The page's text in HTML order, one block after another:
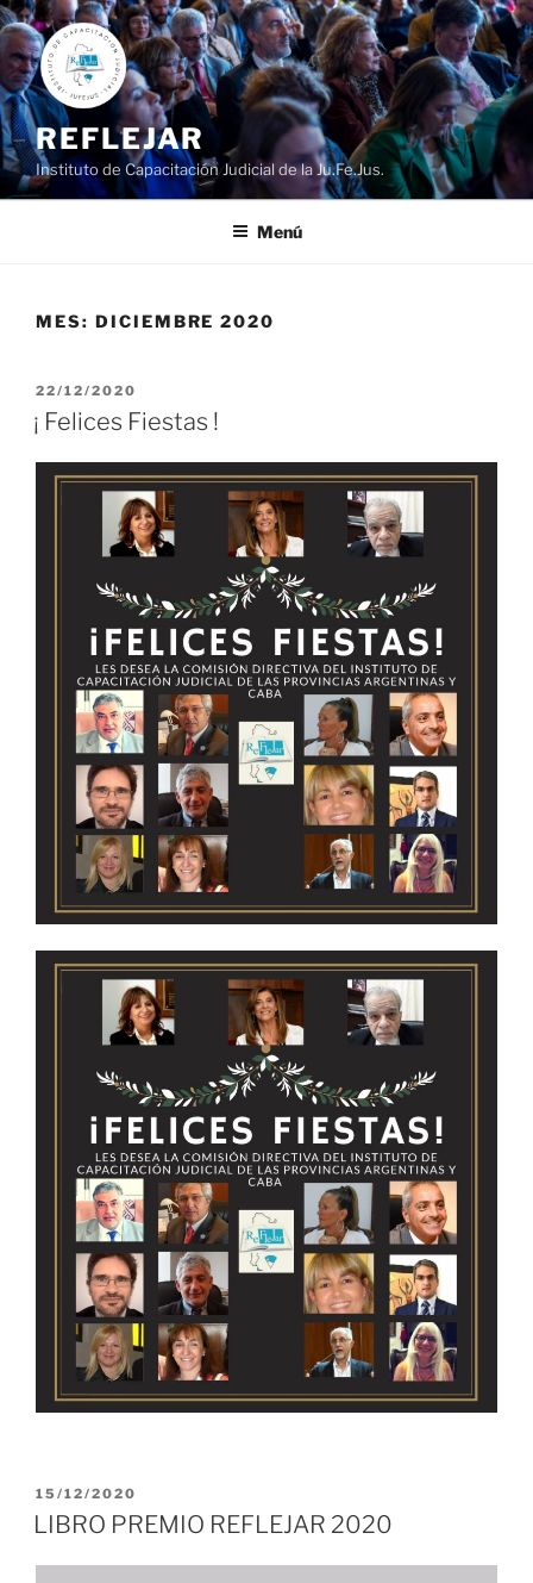
Ir
al
contenido
REFLEJAR
Instituto de Capacitación Judicial de la Ju.Fe.Jus.
Menú
MES: DICIEMBRE 2020
PUBLICADO
EL
22/12/2020
¡ Felices Fiestas !
PUBLICADO
EL
15/12/2020
LIBRO PREMIO REFLEJAR 2020